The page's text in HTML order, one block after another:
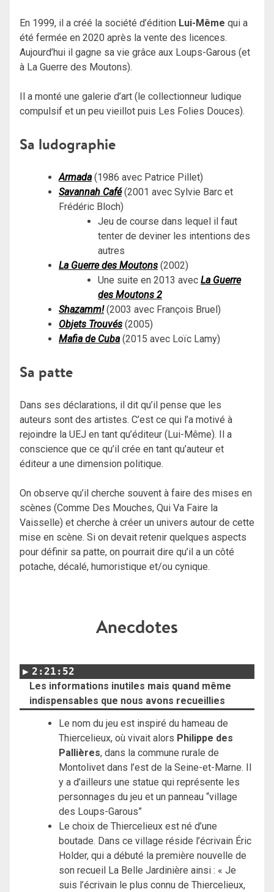
En 1999, il a créé la société d’édition Lui-Même qui a
été fermée en 2020 après la vente des licences.
Aujourd’hui il gagne sa vie grâce aux Loups-Garous (et
à La Guerre des Moutons).
Il a monté une galerie d’art (le collectionneur ludique
compulsif et un peu vieillot puis Les Folies Douces).
Sa ludographie
Armada(1986 avec Patrice Pillet)
Savannah Café(2001 avec Sylvie Barc et
Frédéric Bloch)
Jeu de course dans lequel il faut
tenter de deviner les intentions des
autres
La Guerre des Moutons (2002)
Une suite en 2013 avec La Guerre
des Moutons 2
Shazamm!(2003 avec François Bruel)
Objets Trouvés (2005)
Mafia de Cuba(2015 avec Loïc Lamy)
Sa patte
Dans ses déclarations, il dit qu’il pense que les
auteurs sont des artistes. C’est ce qui l’a motivé à
rejoindre la UEJ en tant qu’éditeur (Lui-Même). Il a
conscience que ce qu’il crée en tant qu’auteur et
éditeur a une dimension politique.
On observe qu’il cherche souvent à faire des mises en
scènes (Comme Des Mouches, Qui Va Faire la
Vaisselle) et cherche à créer un univers autour de cette
mise en scène. Si on devait retenir quelques aspects
pour définir sa patte, on pourrait dire qu’il a un côté
potache, décalé, humoristique et/ou cynique.
Anecdotes
2:21:52
Les informations inutiles mais quand même
indispensables que nous avons recueillies
Le nom du jeu est inspiré du hameau de
Thiercelieux, où vivait alors Philippe des
Pallières, dans la commune rurale de
Montolivet dans l’est de la Seine-et-Marne. Il
y a d’ailleurs une statue qui représente les
personnages du jeu et un panneau “village
des Loups-Garous”
Le choix de Thiercelieux est né d’une
boutade. Dans ce village réside l’écrivain Éric
Holder, qui a débuté la première nouvelle de
son recueil La Belle Jardinière ainsi : « Je
suis l’écrivain le plus connu de Thiercelieux,